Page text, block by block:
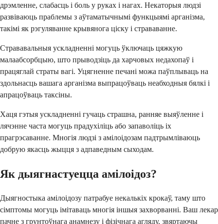
дрэмленне, слабасць і боль у руках і нагах. Некаторыя людзі
развіваюць праблемы з аўтаматычнымі функцыямі арганізма,
такімі як рэгуляванне крывянога ціску і страваванне.
Стрававальныя ускладненні могуць ўключаць цяжкую
малаабсорбцыю, што прыводзіць да харчовых недахопаў і
працяглай страты вагі. Уцягненне печані можа паўплываць на
здольнасць вашага арганізма выпрацоўваць неабходныя бялкі і
апрацоўваць таксіны.
Хаця гэтыя ускладненні гучаць страшна, ранняе выяўленне і
лячэнне часта могуць прадухіліць або запаволіць іх
прагрэсаванне. Многія людзі з амілоідозам падтрымліваюць
добрую якасць жыцця з адпаведным сыходам.
Як дыягнастуецца амілоідоз?
Дыягностыка амілоідозу патрабуе некалькіх крокаў, таму што
сімптомы могуць імітаваць многія іншыя захворванні. Ваш лекар
пачне з грунтоўнага анамнезу і фізічнага агляду, звяртаючы